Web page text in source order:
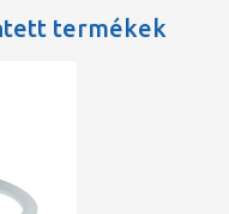
termékek